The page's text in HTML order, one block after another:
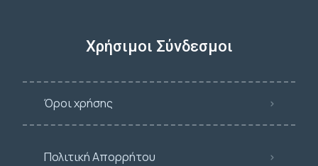
Χρήσιμοι Σύνδεσμοι
Όροι χρήσης
Πολιτική Απορρήτου